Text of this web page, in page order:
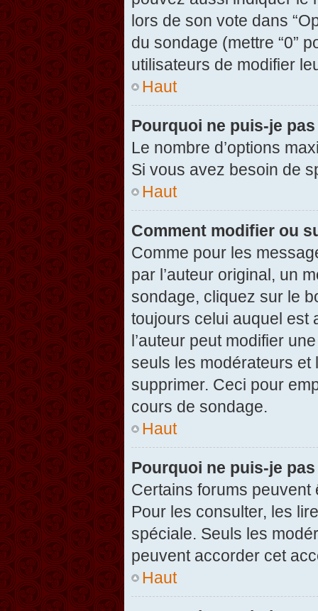
lors de son vote dans
du sondage (mettre “0”
utilisateurs de modifier
Haut
Pourquoi ne puis-je
Le nombre d’options
Si vous avez besoin de
Haut
Comment modifier ou
Comme pour les
par l’auteur original, un
sondage, cliquez sur le
toujours celui auquel est
l’auteur peut modifier
seuls les modérateurs et
supprimer. Ceci pour
cours de sondage.
Haut
Pourquoi ne puis-je
Certains forums
Pour les consulter, les
spéciale. Seuls les
peuvent accorder cet
Haut